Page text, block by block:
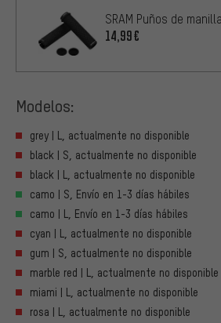
SRAM Puños de
14,99€
Modelos:
grey | L, actualmente no disponible
black | S, actualmente no disponible
black | L, actualmente no disponible
camo | S, Envío en 1-3 días hábiles
camo | L, Envío en 1-3 días hábiles
cyan | L, actualmente no disponible
gum | S, actualmente no disponible
marble red | L, actualmente no disponible
miami | L, actualmente no disponible
rosa | L, actualmente no disponible